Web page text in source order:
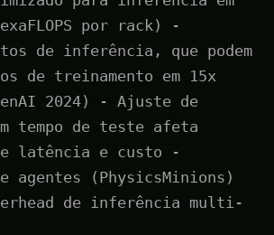
por rack) -
de inferência, que podem
de treinamento em 15x
2024) - Ajuste de
tempo de teste afeta
latência e custo -
agentes (PhysicsMinions)
de inferência multi-